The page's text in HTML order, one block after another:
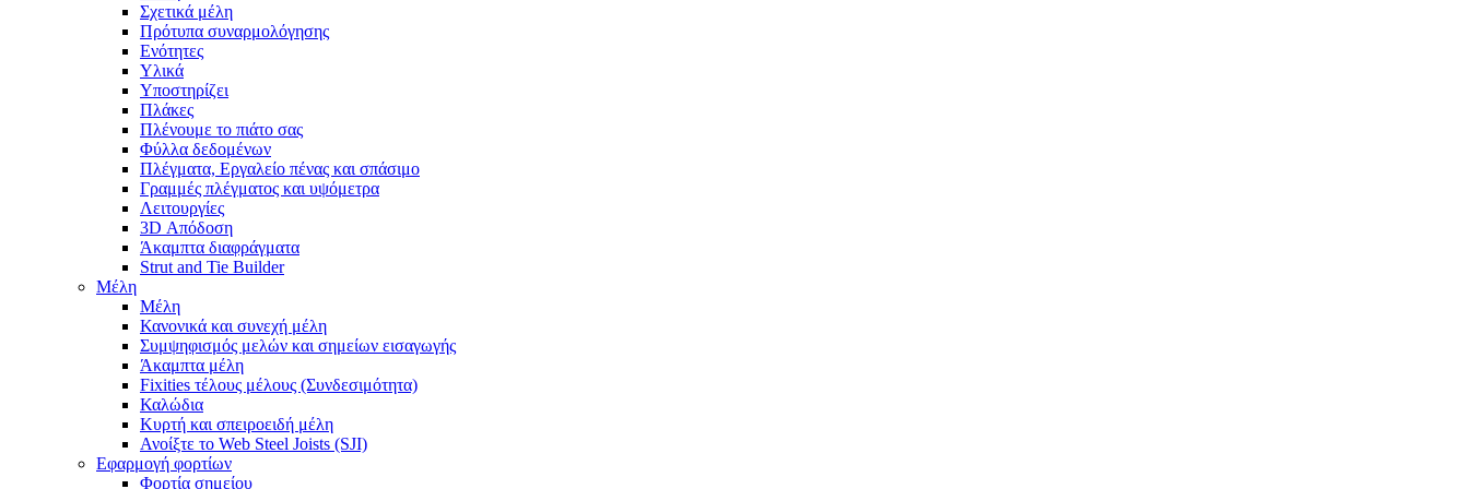
Σχετικά μέλη
Πρότυπα συναρμολόγησης
Ενότητες
Υλικά
Υποστηρίζει
Πλάκες
Πλένουμε το πιάτο σας
Φύλλα δεδομένων
Πλέγματα, Εργαλείο πένας και σπάσιμο
Γραμμές πλέγματος και υψόμετρα
Λειτουργίες
3D Απόδοση
Άκαμπτα διαφράγματα
Strut and Tie Builder
Μέλη
Μέλη
Κανονικά και συνεχή μέλη
Συμψηφισμός μελών και σημείων εισαγωγής
Άκαμπτα μέλη
Fixities τέλους μέλους (Συνδεσιμότητα)
Καλώδια
Κυρτή και σπειροειδή μέλη
Ανοίξτε το Web Steel Joists (SJI)
Εφαρμογή φορτίων
Φορτία σημείου